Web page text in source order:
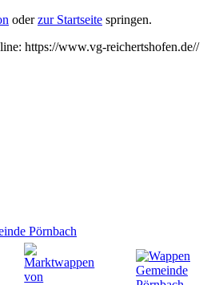
oderzur Startseite springen.
https://www.vg-reichertshofen.de//